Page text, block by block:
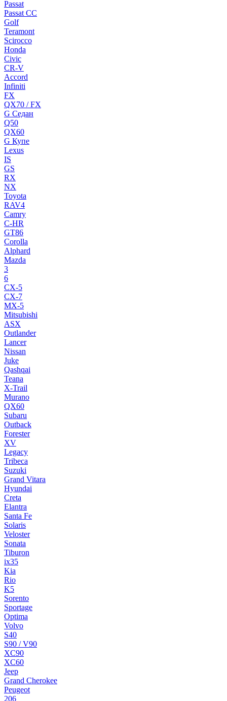
Passat
Passat CC
Golf
Teramont
Scirocco
Honda
Civic
CR-V
Accord
Infiniti
FX
QX70 / FX
G Cедан
Q50
QX60
G Купе
Lexus
IS
GS
RX
NX
Toyota
RAV4
Camry
C-HR
GT86
Corolla
Alphard
Mazda
3
6
CX-5
CX-7
MX-5
Mitsubishi
ASX
Outlander
Lancer
Nissan
Juke
Qashqai
Teana
X-Trail
Murano
QX60
Subaru
Outback
Forester
XV
Legacy
Tribeca
Suzuki
Grand Vitara
Hyundai
Creta
Elantra
Santa Fe
Solaris
Veloster
Sonata
Tiburon
ix35
Kia
Rio
K5
Sorento
Sportage
Optima
Volvo
S40
S90 / V90
XC90
XC60
Jeep
Grand Cherokee
Peugeot
206